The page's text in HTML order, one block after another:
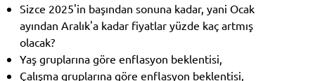
Sizce 2025'in başından sonuna kadar, yani Ocak
ayından Aralık'a kadar fiyatlar yüzde kaç artmış
olacak?
Yaş gruplarına göre enflasyon beklentisi,
Çalışma gruplarına göre enflasyon beklentisi,